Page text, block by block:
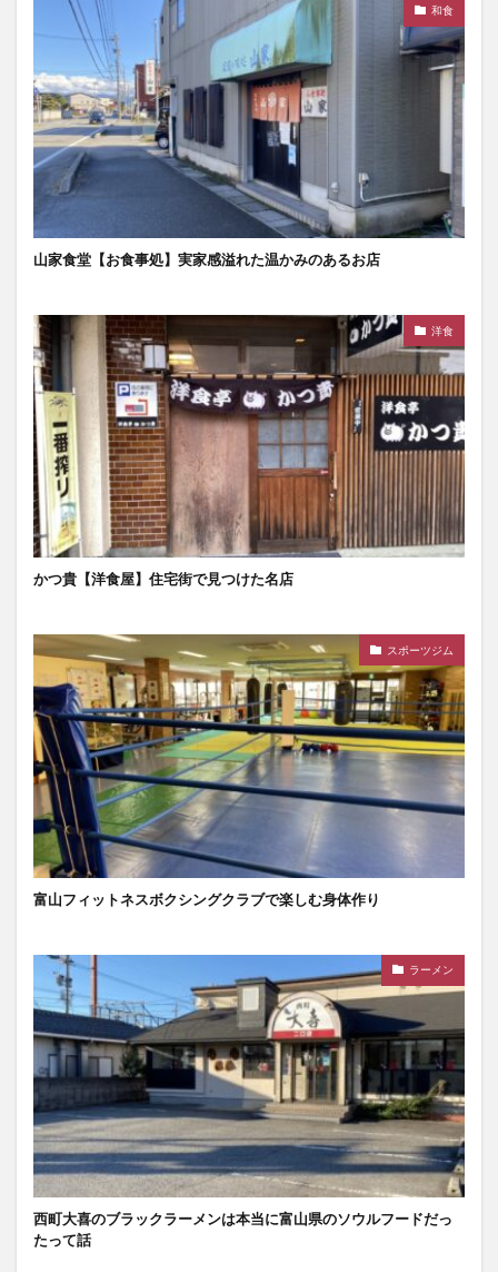
和食
山家食堂【お食事処】実家感溢れた温かみのあるお店
洋食
かつ貴【洋食屋】住宅街で見つけた名店
スポーツジム
富山フィットネスボクシングクラブで楽しむ身体作り
ラーメン
西町大喜のブラックラーメンは本当に富山県のソウルフードだっ
たって話